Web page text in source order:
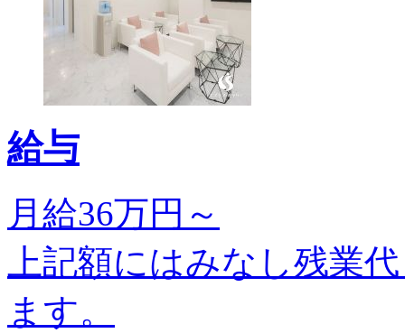
給与
月給36万円～
上記額にはみなし残業
ます。